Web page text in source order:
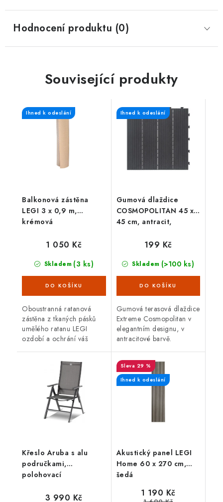
Hodnocení produktu (0)
Související produkty
Balkonová zástěna
LEGI 3 x 0,9 m,
krémová
Ihned k odeslání
Skladem (3 ks)
1 050 Kč
Oboustranná ratanová
zástěna z tkaných pásků
umělého ratanu LEGI
ozdobí a ochrání váš
rok. Zástěna má
oboustrannou UV...
Gumová dlaždice
COSMOPOLITAN 45 x
45 cm, antracit,
Ihned k odeslání
Skladem (>100 ks)
199 Kč
Gumová terasová dlaždice
Extreme Cosmopolitan v
elegantním designu, v
antracitové barvě.
recyklátu, což zaručuje
vysokou odolnost a
dlouhou životnost....
Křeslo Aruba s alu
područkami,
polohovací
3 990 Kč
Akustický panel LEGI
Home 60 x 270 cm,
šedá
29 %
Ihned k odeslání
1 190 Kč